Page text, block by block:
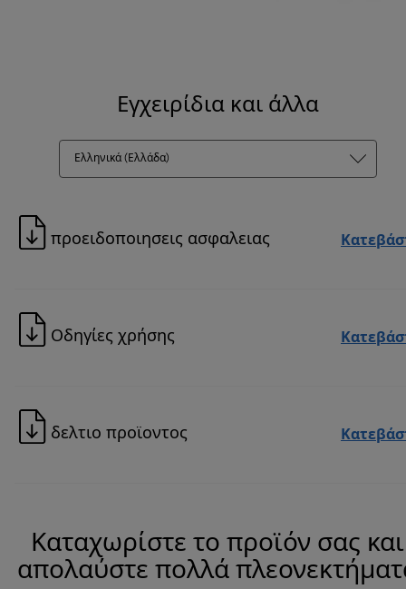
Εγχειρίδια και άλλα
Ελληνικά (Ελλάδα)
προειδοποιησεις ασφαλειας
Οδηγίες χρήσης
δελτιο προϊοντος
Καταχωρίστε το προϊόν σας και
απολαύστε πολλά